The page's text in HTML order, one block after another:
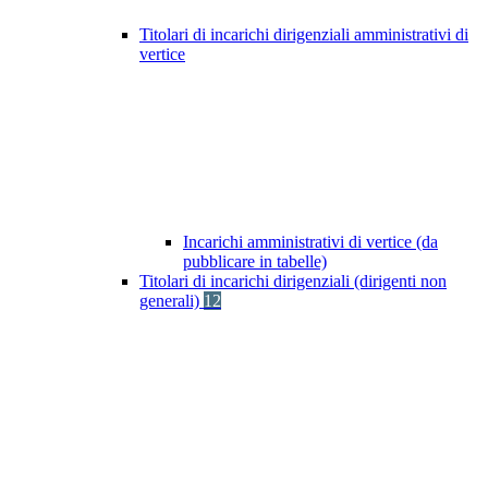
Titolari di incarichi dirigenziali amministrativi di
vertice
Incarichi amministrativi di vertice (da
pubblicare in tabelle)
Titolari di incarichi dirigenziali (dirigenti non
generali) 12